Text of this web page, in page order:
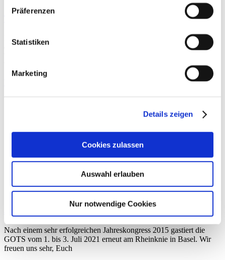
Präferenzen
Statistiken
Marketing
Details zeigen
Cookies zulassen
Auswahl erlauben
Nur notwendige Cookies
Die Basis für die Therapie von Muskelverletzungen bildet einerseits
die Physiologie der Muskelheilung, andererseits
36. Jahreskongress der GOTS 2021
Nach einem sehr erfolgreichen Jahreskongress 2015 gastiert die
GOTS vom 1. bis 3. Juli 2021 erneut am Rheinknie in Basel. Wir
freuen uns sehr, Euch